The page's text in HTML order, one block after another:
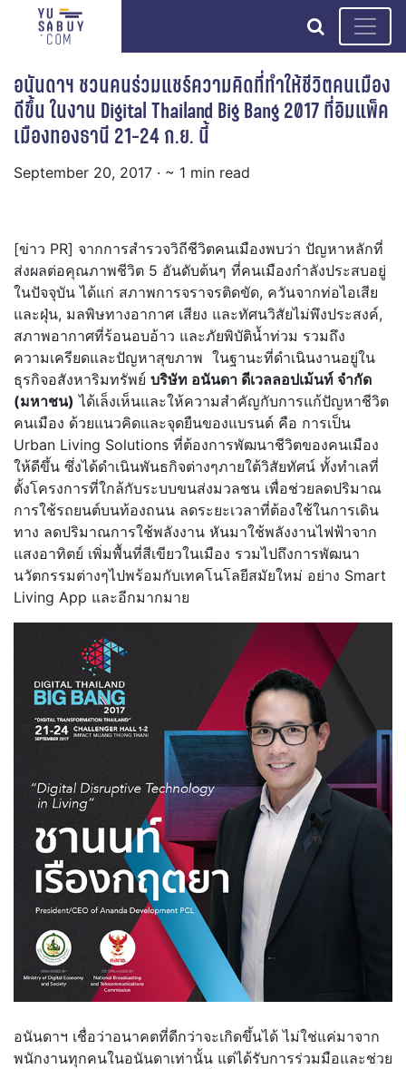
search
อนันดาฯ ชวนคนร่วมแชร์ความคิดที่ทำให้ชีวิตคนเมือง
ดีขึ้น ในงาน Digital Thailand Big Bang 2017 ที่อิมแพ็ค
เมืองทองธานี 21-24 ก.ย. นี้
September 20, 2017 · ~ 1 min read
[ข่าว PR] จากการสำรวจวิถีชีวิตคนเมืองพบว่า ปัญหาหลักที่
ส่งผลต่อคุณภาพชีวิต 5 อันดับต้นๆ ที่คนเมืองกำลังประสบอยู่
ในปัจจุบัน ได้แก่ สภาพการจราจรติดขัด, ควันจากท่อไอเสีย
และฝุ่น, มลพิษทางอากาศ เสียง และทัศนวิสัยไม่พึงประสงค์,
สภาพอากาศที่ร้อนอบอ้าว และภัยพิบัติน้ำท่วม รวมถึง
ความเครียดและปัญหาสุขภาพ ในฐานะที่ดำเนินงานอยู่ใน
ธุรกิจอสังหาริมทรัพย์ บริษัท อนันดา ดีเวลลอปเม้นท์ จำกัด
(มหาชน) ได้เล็งเห็นและให้ความสำคัญกับการแก้ปัญหาชีวิต
คนเมือง ด้วยแนวคิดและจุดยืนของแบรนด์ คือ การเป็น
Urban Living Solutions ที่ต้องการพัฒนาชีวิตของคนเมือง
ให้ดีขึ้น ซึ่งได้ดำเนินพันธกิจต่างๆภายใต้วิสัยทัศน์ ทั้งทำเลที่
ตั้งโครงการที่ใกล้กับระบบขนส่งมวลชน เพื่อช่วยลดปริมาณ
การใช้รถยนต์บนท้องถนน ลดระยะเวลาที่ต้องใช้ในการเดิน
ทาง ลดปริมาณการใช้พลังงาน หันมาใช้พลังงานไฟฟ้าจาก
แสงอาทิตย์ เพิ่มพื้นที่สีเขียวในเมือง รวมไปถึงการพัฒนา
นวัตกรรมต่างๆไปพร้อมกับเทคโนโลยีสมัยใหม่ อย่าง Smart
Living App และอีกมากมาย
อนันดาฯ เชื่อว่าอนาคตที่ดีกว่าจะเกิดขึ้นได้ ไม่ใช่แค่มาจาก
พนักงานทุกคนในอนันดาเท่านั้น แต่ได้รับการร่วมมือและช่วย